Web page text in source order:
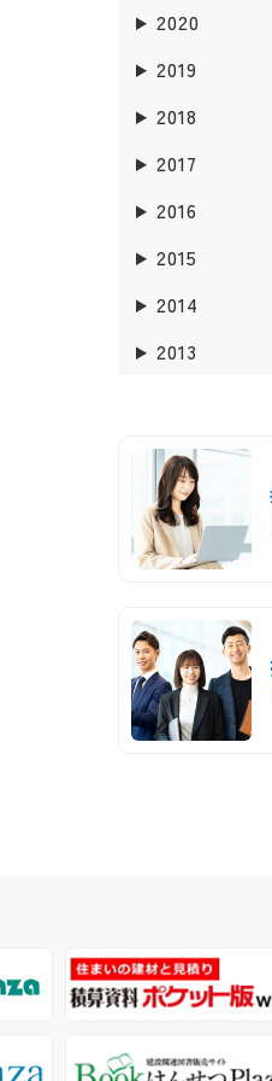
2020
2019
2018
2017
2016
2015
2014
2013